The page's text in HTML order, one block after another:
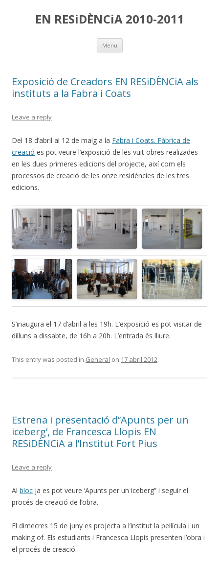
EN RESiDÈNCiA 2010-2011
Menu Skip
content
Exposició de Creadors EN RESiDÈNCiA als
instituts a la Fabra i Coats
Leave a reply
Del 18 d’abril al 12 de maig a la Fabra i Coats. Fàbrica de
creació es pot veure l’exposició de les vuit obres realizades
en les dues primeres edicions del projecte, així com els
processos de creació de les onze residències de les tres
edicions.
S’inaugura el 17 d’abril a les 19h. L’exposició es pot visitar de
dilluns a dissabte, de 16h a 20h. L’entrada és lliure.
This entry was posted in General on 17 abril 2012.
Estrena i presentació d’’Apunts per un
iceberg’, de Francesca Llopis EN
RESiDÈNCiA a l’Institut Fort Pius
Leave a reply
Al bloc ja es pot veure ‘Apunts per un iceberg” i seguir el
procés de creació de l’obra.
El dimecres 15 de juny es projecta a l’institut la pel·lícula i un
making of. Els estudiants i Francesca Llopis presenten l’obra i
el procés de creació.